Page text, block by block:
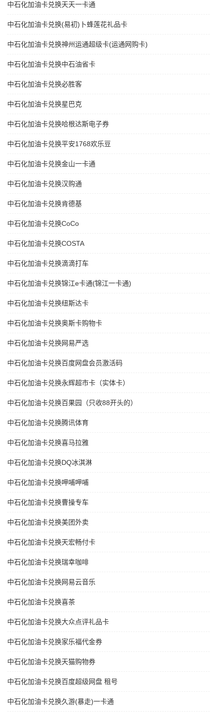
中石化加油卡兑换天天一卡通
中石化加油卡兑换(易初)卜蜂莲花礼品卡
中石化加油卡兑换神州运通超级卡(运通网购卡)
中石化加油卡兑换中石油省卡
中石化加油卡兑换必胜客
中石化加油卡兑换星巴克
中石化加油卡兑换哈根达斯电子券
中石化加油卡兑换平安1768欢乐豆
中石化加油卡兑换金山一卡通
中石化加油卡兑换汉购通
中石化加油卡兑换肯德基
中石化加油卡兑换CoCo
中石化加油卡兑换COSTA
中石化加油卡兑换滴滴打车
中石化加油卡兑换锦江e卡通(锦江一卡通)
中石化加油卡兑换纽斯达卡
中石化加油卡兑换奥斯卡购物卡
中石化加油卡兑换网易严选
中石化加油卡兑换百度网盘会员激活码
中石化加油卡兑换永辉超市卡（实体卡）
中石化加油卡兑换百果园（只收88开头的）
中石化加油卡兑换腾讯体育
中石化加油卡兑换喜马拉雅
中石化加油卡兑换DQ冰淇淋
中石化加油卡兑换呷哺呷哺
中石化加油卡兑换曹操专车
中石化加油卡兑换美团外卖
中石化加油卡兑换天宏畅付卡
中石化加油卡兑换瑞幸咖啡
中石化加油卡兑换网易云音乐
中石化加油卡兑换喜茶
中石化加油卡兑换大众点评礼品卡
中石化加油卡兑换家乐福代金券
中石化加油卡兑换天猫购物券
中石化加油卡兑换百度超级网盘 租号
中石化加油卡兑换久游(暴走)一卡通